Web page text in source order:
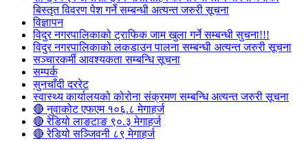
बिस्तृत विवरण पेश गर्ने सम्बन्धी अत्यन्त जरुरी सूचना
विज्ञापन
विदुर नगरपालिकाको ट्राफिक जाम खुला गर्ने सम्बन्धी सुचना!!!
विदुर नगरपालिकाको लकडाउन पालना सम्बन्धी अत्यन्त जरुरी सूचना
सञ्चारकर्मी आवश्यकता सम्बन्धि सूचना
सम्पर्क
सुनचाँदी दररेट
स्वास्थ्य कार्यालयको कोरोना संक्रमण सम्बन्धि अत्यन्त जरुरी सूचना
🔴 नुवाकोट एफएम १०६.८ मेगाहर्ज
🔴 रेडियो लाङटाङ ९०.३ मेगाहर्ज
🔴 रेडियो सञ्जिवनी ८९ मेगाहर्ज